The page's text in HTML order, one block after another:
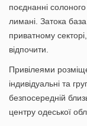
поєднанні
лимані. Затока
приватному
відпочити.
Привілеями
індивідуальні та
безпосередній
центру одеської